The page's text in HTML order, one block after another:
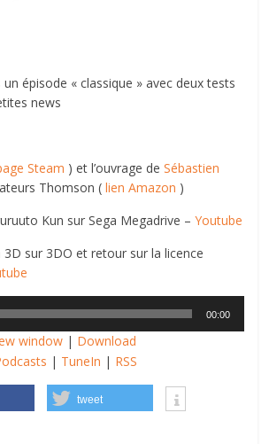
épisode « classique » avec deux tests
news
Steam ) et l’ouvrage deSébastien
Thomson (lien Amazon )
Kun sur Sega Megadrive –Youtube
sur 3DO et retour sur la licence
00:00
window | Download
| TuneIn | RSS
tweet